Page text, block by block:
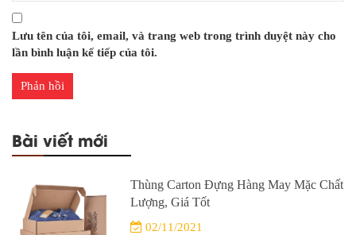
Lưu tên của tôi, email, và trang web trong trình duyệt này cho
lần bình luận kế tiếp của tôi.
Bài viết mới
Thùng Carton Đựng Hàng May Mặc Chất
Lượng, Giá Tốt
02/11/2021